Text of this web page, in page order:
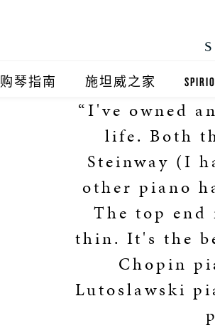
购琴指南 施坦威之家
施坦威之家北京
施坦威顺义旗舰店
施坦威之家上海
施坦威浦东旗舰店
施坦威之家西安
施坦威之家杭州
“I've owned
life. Both
Steinway (I
other piano
The top
thin. It's the
Chopin
Lutoslawski